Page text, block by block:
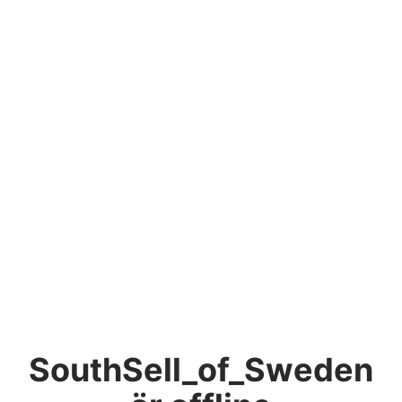
SouthSell_of_Sweden